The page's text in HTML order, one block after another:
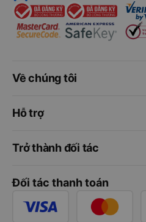
Về chúng tôi
Hỗ trợ
Trở thành đối tác
Đối tác thanh toán